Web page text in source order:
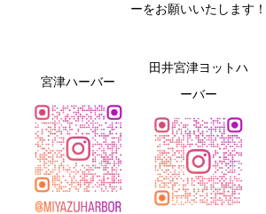
ーをお願いいたします！
宮津ハーバー
田井宮津ヨットハ
ーバー